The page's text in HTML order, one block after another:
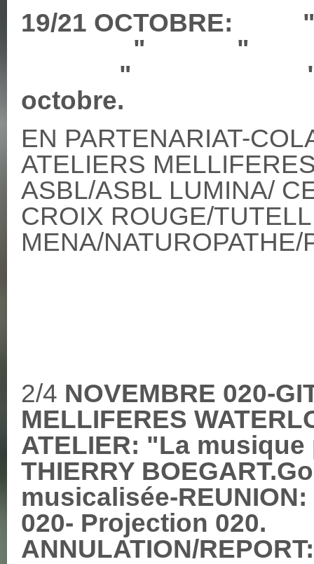
19/21
"
" " : le
octobre. 1
EN PARTENARIAT-
ATELIERS
ASBL/ASBL LUMINA/
CROIX ROUGE/
MENA/
2/4 NOVEMBRE 020-
MELLIFERES
ATELIER: "La
THIERRY
musicalisée-
020- Projection 020.
ANNULATION/